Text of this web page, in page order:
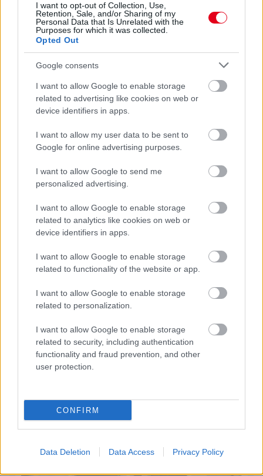
I want to opt-out of Collection, Use,
Retention, Sale, and/or Sharing of my
Personal Data that Is Unrelated with the
Purposes for which it was collected.
Opted Out
Google consents
I want to allow Google to enable storage
related to advertising like cookies on web or
device identifiers in apps.
I want to allow my user data to be sent to
Google for online advertising purposes.
I want to allow Google to send me
personalized advertising.
I want to allow Google to enable storage
related to analytics like cookies on web or
device identifiers in apps.
I want to allow Google to enable storage
related to functionality of the website or app.
I want to allow Google to enable storage
related to personalization.
I want to allow Google to enable storage
related to security, including authentication
functionality and fraud prevention, and other
user protection.
CONFIRM
Data Deletion Data Access Privacy Policy
13 órája
Kerékpáros világbajnokságra kvalifikálta magát Bottas az
F1-es nyári szünetben
Montoya szerint Antonelli kedvessége sem segít